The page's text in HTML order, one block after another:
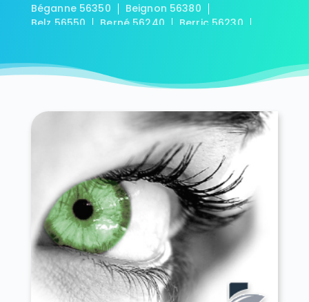
Béganne 56350
Beignon 56380
Belz 56550
Berné 56240
Berric 56230
Brandérion 56700
Brech 56400
Bréhan 56580
Buléon 56420
Caden 56220
Calan 56240
Camoël 56130
Campénéac 56800
Carnac 56340
Caudan 56850
La Chapelle-Neuve 56500
Cléguer 56620
Cléguérec 56480
Colpo 56390
Concoret 56430
Cournon 56200
Le Cours 56230
Crac'h 56950
Crédin 56580
Le Croisty 56540
Croixanvec 56920
La Croix-Helléan 56120
Cruguel 56420
Damgan 56750
Elven 56250
Erdeven 56410
Étel 56410
Évellys 56500
Évriguet 56490